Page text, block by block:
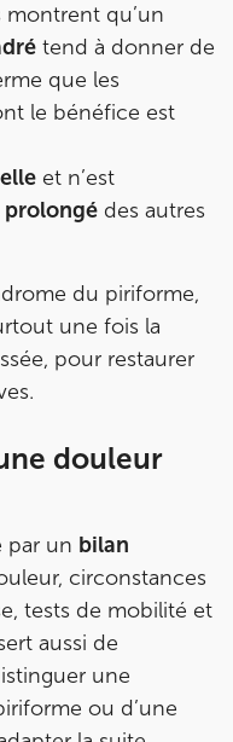
montrent qu’un
tend à donner de
que les
le bénéfice est
et n’est
prolongé des autres
du piriforme,
une fois la
pour restaurer
douleur
par un bilan
circonstances
tests de mobilité et
aussi de
une
ou d’une